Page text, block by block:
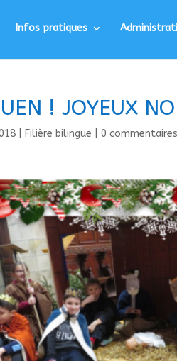
Infos pratiques
! JOYEUX
Filière bilingue |0 commentaires